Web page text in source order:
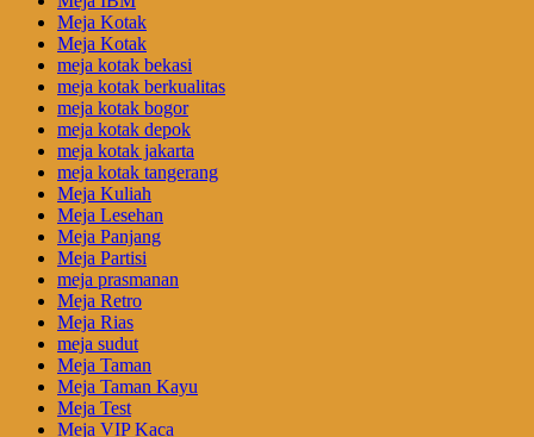
Meja Kotak
Meja Kotak
meja kotak bekasi
meja kotak berkualitas
meja kotak bogor
meja kotak depok
meja kotak jakarta
meja kotak tangerang
Meja Kuliah
Meja Lesehan
Meja Panjang
Meja Partisi
meja prasmanan
Meja Retro
Meja Rias
meja sudut
Meja Taman
Meja Taman Kayu
Meja Test
Meja VIP Kaca